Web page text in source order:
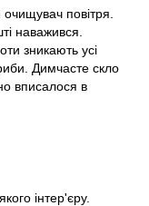
повітря.
наважився.
зникають усі
Димчасте скло
вписалося в
інтер'єру.